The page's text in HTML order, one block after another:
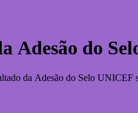
Adesão do
da Adesão do Selo UNICEF